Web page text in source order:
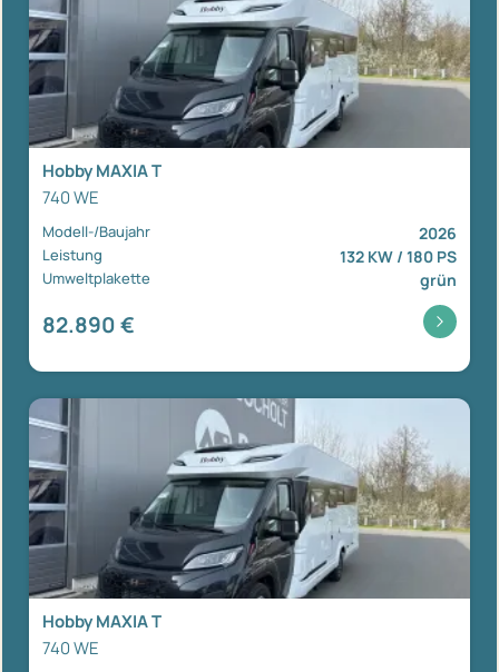
Hobby MAXIA T
740 WE
Modell-/Baujahr 2026
Leistung 132 KW / 180 PS
Umweltplakette grün
82.890 €
Hobby MAXIA T
740 WE